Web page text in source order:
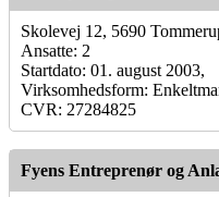
Skolevej 12, 5690
Ansatte: 2
Startdato: 01. august 2003,
Virksomhedsform:
CVR: 27284825
Fyens Entreprenør og